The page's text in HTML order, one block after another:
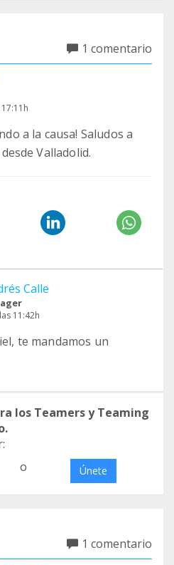
1 comentario
a la causa! Saludos a
Valladolid.
Calle
11:42h
te mandamos un
los Teamers y Teaming
o Únete
1 comentario